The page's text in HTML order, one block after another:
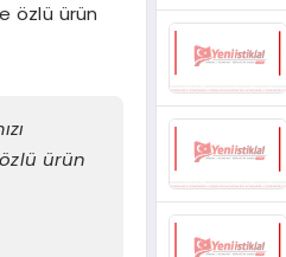
özlü ürün
ürün